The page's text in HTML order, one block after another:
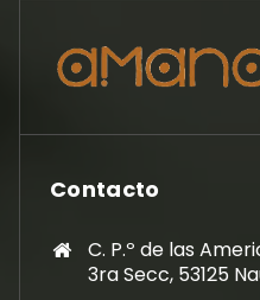
Contacto
C. P.º de las
3ra Secc, 53125